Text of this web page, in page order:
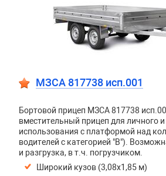
МЗСА 817738 исп.001
Бортовой прицеп МЗСА 817738
вместительный прицеп для личного
использования с платформой над
водителей с категорией "В").
и разгрузка, в т.ч. погрузчиком.
Широкий кузов (3,08х1,85 м)